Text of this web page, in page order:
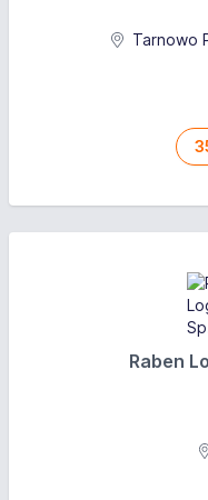
Tarnowo
Raben